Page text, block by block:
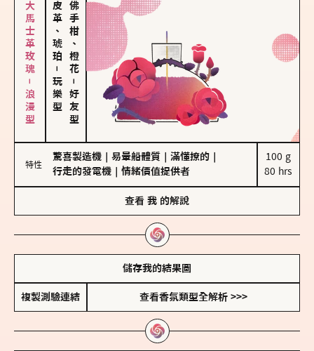
大馬士革玫瑰－浪漫型 皮革、琥珀
－
玩樂型
佛手柑、橙花
－
好友型
特性
驚喜製造機 易暈船體質 滿懂撩的
行走的發電機
情緒價值提供者
100 g
80 hrs
查看 我 的解說
儲存我的結果圖
複製測驗連結 查看香氛類型全解析 >>>